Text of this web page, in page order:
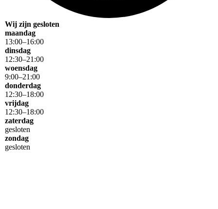
Wij zijn gesloten
maandag
13:00–16:00
dinsdag
12:30–21 :00
woensdag
9:00–21 :00
donderdag
12:30–18:00
vrijdag
12:30–18:00
zaterdag
gesloten
zondag
gesloten